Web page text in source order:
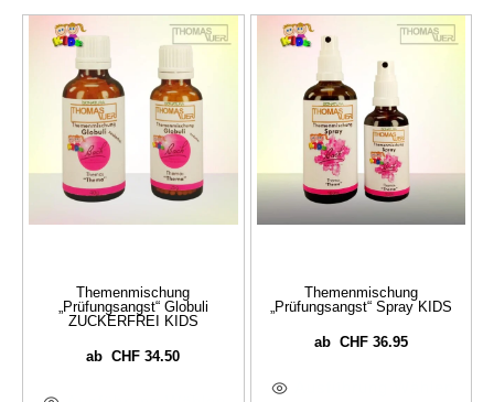
Themenmischung
„Prüfungsangst“ Globuli
ZUCKERFREI KIDS
abCHF 34.50
Themenmischung
„Prüfungsangst“ Spray KIDS
ab CHF36.95